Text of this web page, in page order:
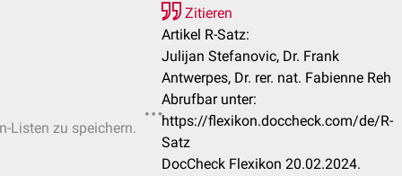
Listen zu speichern.
Zitieren
Artikel R-Satz:
Julijan Stefanovic, Dr. Frank
Antwerpes, Dr. rer. nat. Fabienne Reh
Abrufbar unter:
https://flexikon.doccheck.com/de/R-
Satz
DocCheck Flexikon 20.02.2024.